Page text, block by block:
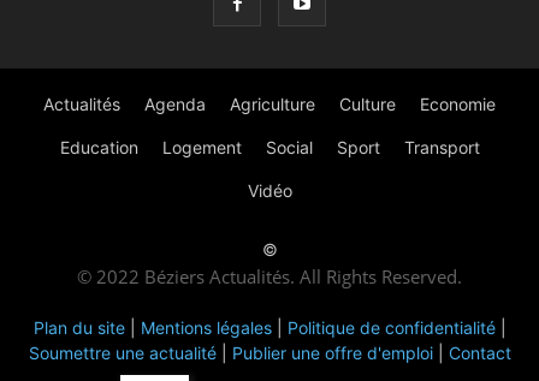
Actualités Agenda Agriculture Culture Economie
Education Logement Social Sport Transport
Vidéo
©
© 2022 Béziers Actualités. All Rights Reserved.
Plan du site| Mentions légales| Politique de confidentialité
Soumettre une actualité| Publier une offre d'emploi| Contact